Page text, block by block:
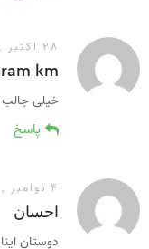
28 اکتبر , 2023
km
خیلی جالب
پاسخ
4 نوامبر , 2023
احسان
دوستان